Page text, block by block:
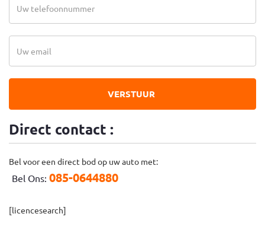
VERSTUUR
Direct contact :
Bel voor een direct bod op uw auto met:
Bel Ons: 085-0644880
[licencesearch]